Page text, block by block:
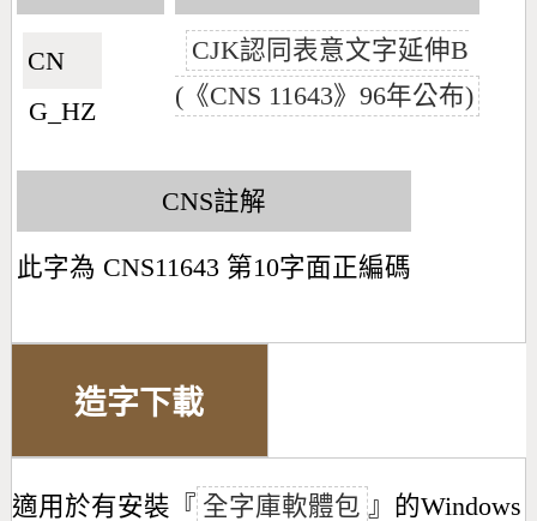
CN🇨🇳
G_HZ
CJK認同表意文字延伸B
(《CNS 11643》96年公布)
CNS註解
此字為 CNS11643 第10字面正編碼
造字下載
適用於有安裝『 全字庫軟體包 』的Windows